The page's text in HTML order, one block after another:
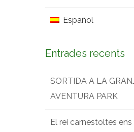
Español
Entrades recents
SORTIDA A LA
AVENTURA PARK
El rei carnestoltes